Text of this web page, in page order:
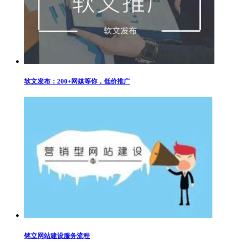
软文发布：200+网媒等你，低价推广
铭立网站建设服务流程